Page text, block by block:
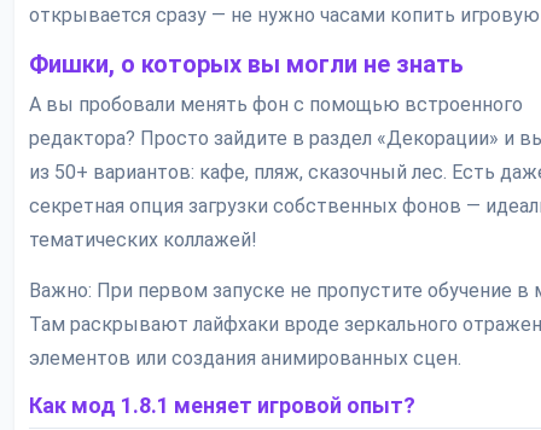
открывается сразу — не нужно часами копить
Фишки, о которых вы могли не знать
А вы пробовали менять фон с помощью встроенного
редактора? Просто зайдите в раздел «Декорации» и
из 50+ вариантов: кафе, пляж, сказочный лес. Есть
секретная опция загрузки собственных фонов —
тематических коллажей!
Важно: При первом запуске не пропустите обучение в
Там раскрывают лайфхаки вроде зеркального
элементов или создания анимированных сцен.
Как мод 1.8.1 меняет игровой опыт?